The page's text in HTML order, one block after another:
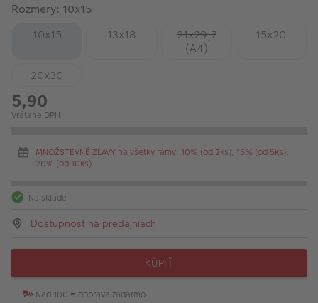
Rozmery: 10x15
10x15
13x18
21x29,7
(A4)
15x20
20x30
5,90
Vrátane DPH
MNOŽSTEVNÉ ZĽAVY na všetky rámy: 10% (od 2ks), 15% (od 5ks),
20% (od 10ks)
Na sklade
Dostupnosť na predajniach
KÚPIŤ
Nad 100 € doprava zadarmo